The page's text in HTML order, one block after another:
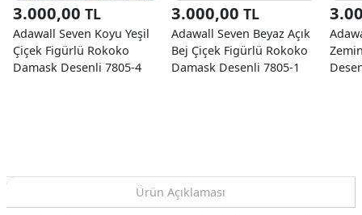
3.000,00 TL
Adawall Seven Koyu Yeşil
Çiçek Figürlü Rokoko
Damask Desenli 7805-4
3.000,00 TL
Adawall Seven Beyaz Açık
Bej Çiçek Figürlü Rokoko
Damask Desenli 7805-1
Ürün Açıklaması